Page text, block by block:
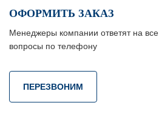
ОФОРМИТЬ ЗАКАЗ
Менеджеры компании ответят на все
вопросы по телефону
ПЕРЕЗВОНИМ